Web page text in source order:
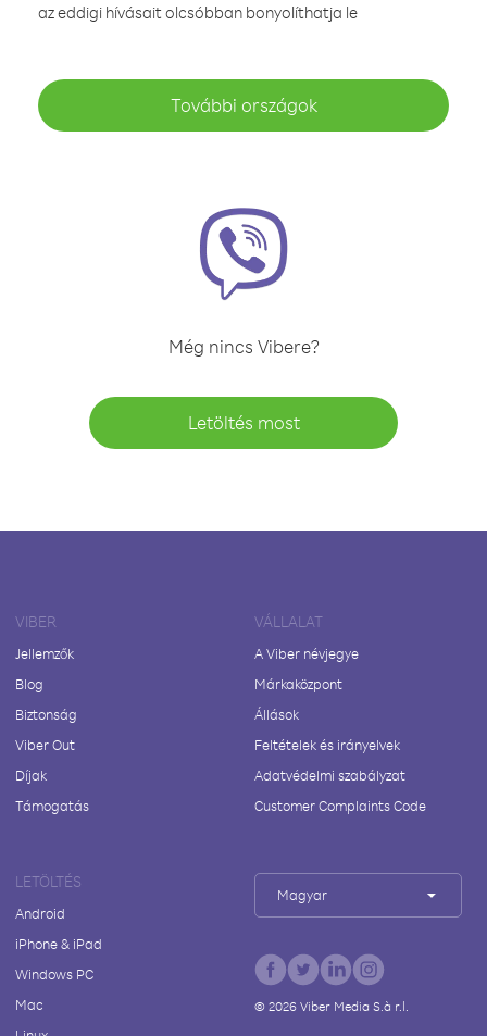
az eddigi hívásait olcsóbban bonyolíthatja le
További országok
Még nincs Vibere?
Letöltés most
VIBER
Jellemzők
Blog
Biztonság
Viber Out
Díjak
Támogatás
VÁLLALAT
A Viber névjegye
Márkaközpont
Állások
Feltételek és irányelvek
Adatvédelmi szabályzat
Customer Complaints Code
LETÖLTÉS
Android
iPhone & iPad
Windows PC
Mac
Magyar
© 2026Viber Media S.à r.l.